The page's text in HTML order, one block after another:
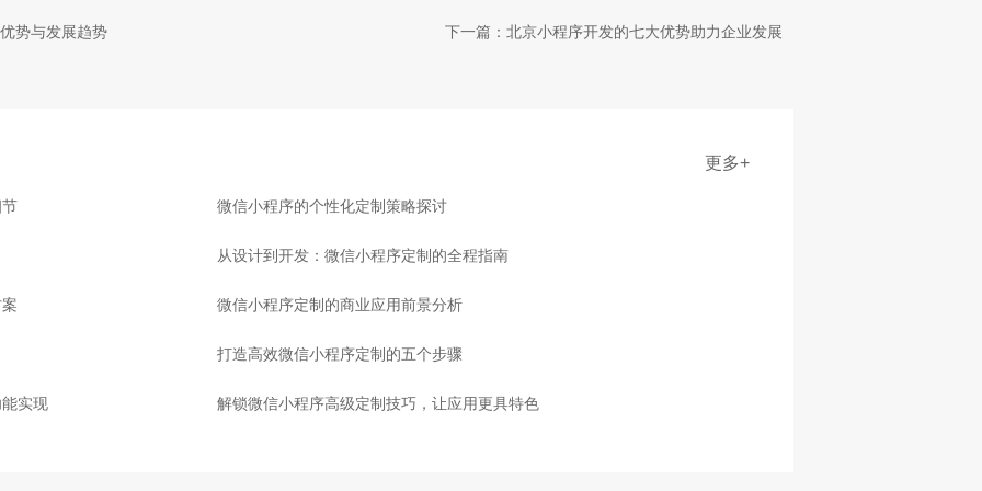
势与发展趋势 下一篇：北京小程序开发的七大优势助力企业发展
更多+
微信小程序的个性化定制策略探讨
从设计到开发：微信小程序定制的全程指南
微信小程序定制的商业应用前景分析
打造高效微信小程序定制的五个步骤
实现 解锁微信小程序高级定制技巧，让应用更具特色